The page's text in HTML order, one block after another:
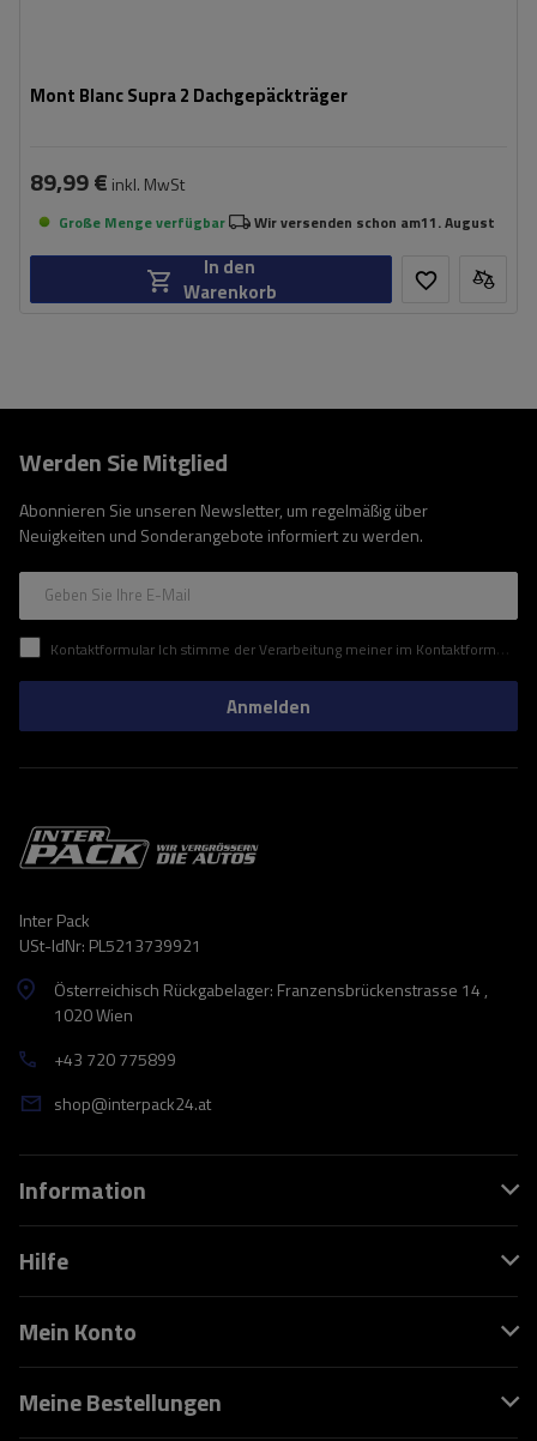
Mont Blanc Supra 2 Dachgepäckträger
89,99 € inkl. MwSt
Große Menge verfügbar Wir versenden schon am11. August
In den
Warenkorb
Werden Sie Mitglied
Abonnieren Sie unseren Newsletter, um regelmäßig über
Neuigkeiten und Sonderangebote informiert zu werden.
Geben Sie Ihre E-Mail
Kontaktformular Ich stimme der Verarbeitung meiner im Kontaktformular enthaltenen personenbezogenen Daten gemäß der Verordnung (EU) des Europäischen Parlaments und des Rates zu.
Anmelden
Inter Pack
USt-IdNr: PL5213739921
Österreichisch Rückgabelager: Franzensbrückenstrasse 14 ,
1020 Wien
+43 720 775899
shop@interpack24.at
Information
Hilfe
Mein Konto
Meine Bestellungen